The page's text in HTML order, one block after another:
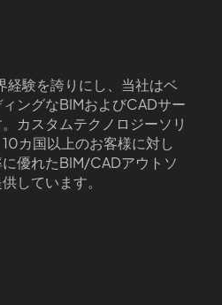
験を誇りにし、当社はベ
ングなBIMおよびCADサー
カスタムテクノロジーソリ
カ国以上のお客様に対し
優れたBIM/CADアウトソ
しています。